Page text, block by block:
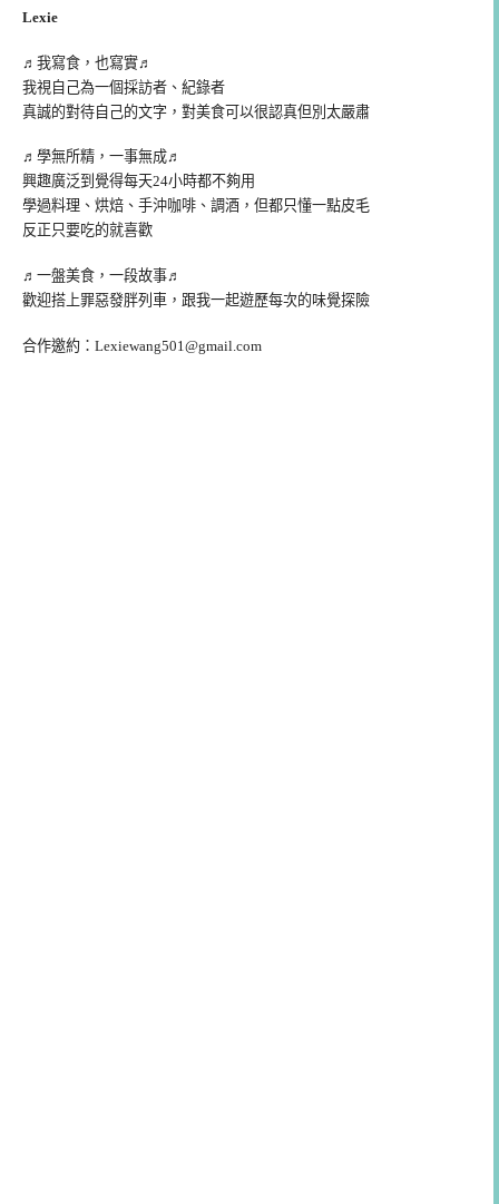
Lexie
♬我寫食，也寫實♬
我視自己為一個採訪者、紀錄者
真誠的對待自己的文字，對美食可以很認真但別太嚴肅
♬學無所精，一事無成♬
興趣廣泛到覺得每天24小時都不夠用
學過料理、烘焙、手沖咖啡、調酒，但都只懂一點皮毛
反正只要吃的就喜歡
♬一盤美食，一段故事♬
歡迎搭上罪惡發胖列車，跟我一起遊歷每次的味覺探險
合作邀約： Lexiewang501@gmail.com